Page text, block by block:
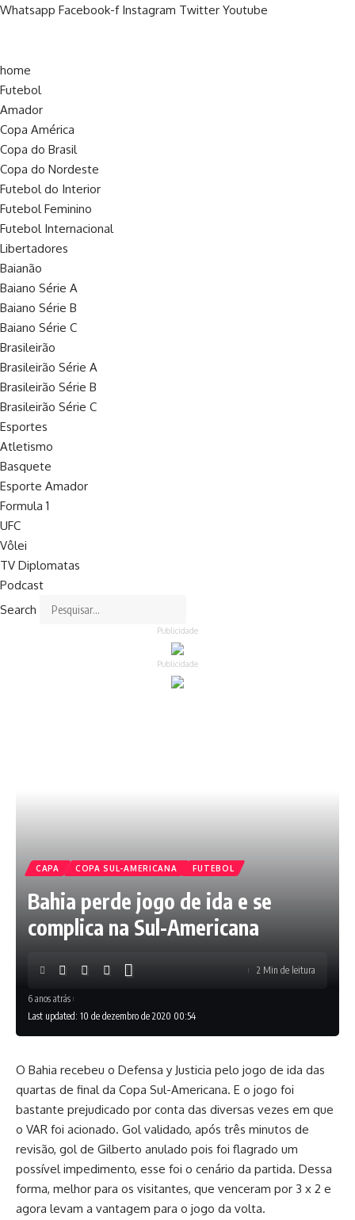
Whatsapp Facebook-f Instagram Twitter Youtube
home
Futebol
Amador
Copa América
Copa do Brasil
Copa do Nordeste
Futebol do Interior
Futebol Feminino
Futebol Internacional
Libertadores
Baianão
Baiano Série A
Baiano Série B
Baiano Série C
Brasileirão
Brasileirão Série A
Brasileirão Série B
Brasileirão Série C
Esportes
Atletismo
Basquete
Esporte Amador
Formula 1
UFC
Vôlei
TV Diplomatas
Podcast
Search
Publicidade
Publicidade
CAPA COPA SUL-AMERICANA FUTEBOL
Bahia perde jogo de ida e se
complica na Sul-Americana
Last updated: 10 de dezembro de 2020 00:54
6 anos atrás
2 Min de leitura
O Bahia recebeu o Defensa y Justicia pelo jogo de ida das
quartas de final da Copa Sul-Americana. E o jogo foi
bastante prejudicado por conta das diversas vezes em que
o VAR foi acionado. Gol validado, após três minutos de
revisão, gol de Gilberto anulado pois foi flagrado um
possível impedimento, esse foi o cenário da partida. Dessa
forma, melhor para os visitantes, que venceram por 3 x 2 e
agora levam a vantagem para o jogo da volta.